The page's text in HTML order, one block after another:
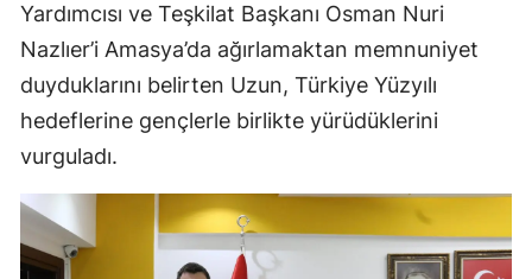
Yardımcısı ve Teşkilat Başkanı Osman Nuri
Nazlıer’i Amasya’da ağırlamaktan memnuniyet
duyduklarını belirten Uzun, Türkiye Yüzyılı
hedeflerine gençlerle birlikte yürüdüklerini
vurguladı.